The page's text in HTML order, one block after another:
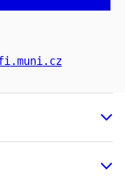
.muni .cz